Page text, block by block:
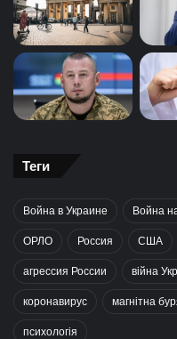
Теги
Война в Украине Война
ОРЛО Россия США
агрессия России війна
коронавирус магнітна
психологія